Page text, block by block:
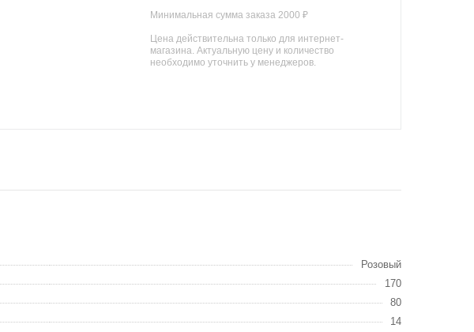
Минимальная сумма заказа 2000 ₽
Цена действительна только для интернет-
магазина. Актуальную цену и количество
необходимо уточнить у менеджеров.
Розовый
170
80
14